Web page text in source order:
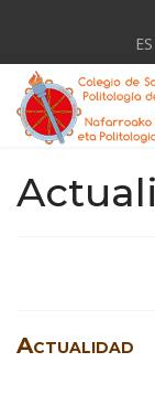
ES
Actualidad